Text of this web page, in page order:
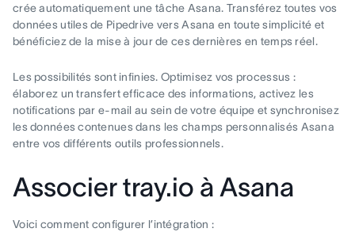
crée automatiquement une tâche Asana. Transférez toutes vos
données utiles de Pipedrive vers Asana en toute simplicité et
bénéficiez de la mise à jour de ces dernières en temps réel.
Les possibilités sont infinies. Optimisez vos processus :
élaborez un transfert efficace des informations, activez les
notifications par e-mail au sein de votre équipe et synchronisez
les données contenues dans les champs personnalisés Asana
entre vos différents outils professionnels.
Associer tray.io à Asana
Voici comment configurer l’intégration :